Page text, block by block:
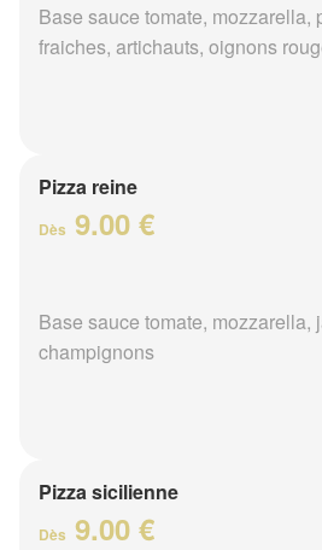
Base sauce tomate, mozzarella,
fraiches, artichauts, oignons
Pizza reine
Dès 9.00 €
Base sauce tomate, mozzarella,
champignons
Pizza sicilienne
Dès 9.00 €